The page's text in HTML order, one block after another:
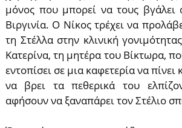
μόνος που μπορεί να τους βγάλει
Βιργινία. Ο Νίκος τρέχει να
τη Στέλλα στην κλινική
Κατερίνα, τη μητέρα του Βίκτωρα,
εντοπίσει σε μια καφετερία να
να βρει τα πεθερικά του
αφήσουν να ξαναπάρει τον Στέλιο